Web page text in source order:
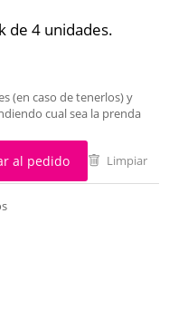
de 4 unidades.
(en caso de tenerlos) y
cual sea la prenda
al pedido Limpiar